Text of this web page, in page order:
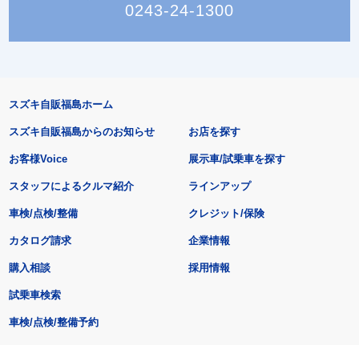
0243-24-1300
スズキ自販福島ホーム
スズキ自販福島からのお知らせ
お客様Voice
スタッフによるクルマ紹介
お店を探す
展示車/試乗車を探す
ラインアップ
車検/点検/整備 クレジット/保険
カタログ請求
購入相談
試乗車検索
車検/点検/整備予約
企業情報
採用情報